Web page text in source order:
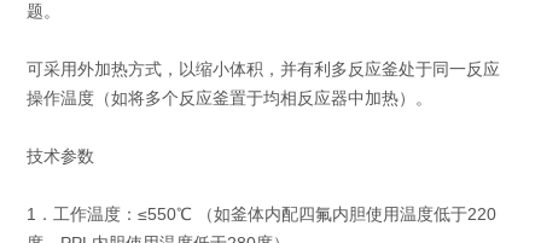
题。
可采用外加热方式，以缩小体积，并有利多反应釜处于同一反应
操作温度（如将多个反应釜置于均相反应器中加热）。
技术参数
1．工作温度：≤550℃ （如釜体内配四氟内胆使用温度低于220